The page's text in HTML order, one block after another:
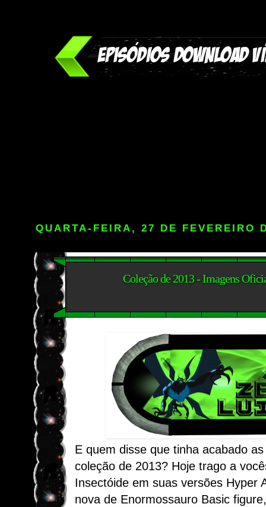
QUARTA-FEIRA, 27 DE FEVEREIRO
Coleção de 2013 - Imagens
E quem disse que tinha acabado
coleção de 2013? Hoje trago a
Insectóide em suas versões Hyper
nova de Enormossauro Basic